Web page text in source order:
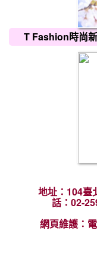
T Fashion時尚
地址：104臺
話：02-
網頁維護：